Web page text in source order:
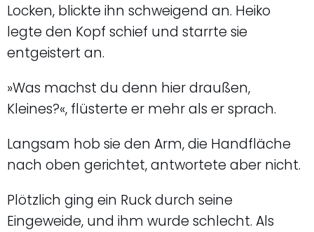
Locken, blickte ihn schweigend an. Heiko
legte den Kopf schief und starrte sie
entgeistert an.
»Was machst du denn hier draußen,
Kleines?«, flüsterte er mehr als er sprach.
Langsam hob sie den Arm, die Handfläche
nach oben gerichtet, antwortete aber nicht.
Plötzlich ging ein Ruck durch seine
Eingeweide, und ihm wurde schlecht. Als